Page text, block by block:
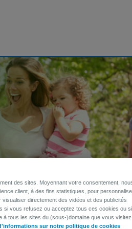
des sites. Moyennant votre consentement,
client, à des fins statistiques, pour
directement des vidéos et des publicités
si vous refusez ou acceptez tous ces cookies ou
tous les sites du (sous-)domaine que vous
sur notre politique de cookies